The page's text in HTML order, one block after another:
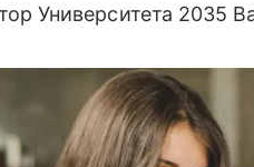
Университета 2035